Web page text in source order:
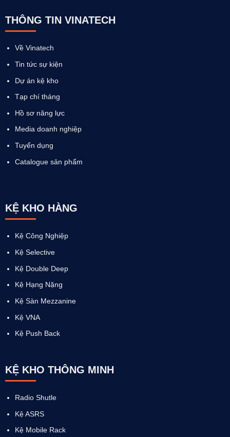
THÔNG TIN VINATECH
Về Vinatech
Tin tức sự kiện
Dự án kệ kho
Tạp chí tháng
Hồ sơ năng lực
Media doanh nghiệp
Tuyển dụng
Catalogue sản phẩm
KỆ KHO HÀNG
Kệ Công Nghiệp
Kệ Selective
Kệ Double Deep
Kệ Hạng Nặng
Kệ Sàn Mezzanine
Kệ VNA
Kệ Push Back
KỆ KHO THÔNG MINH
Radio Shutle
Kệ ASRS
Kệ Mobile Rack